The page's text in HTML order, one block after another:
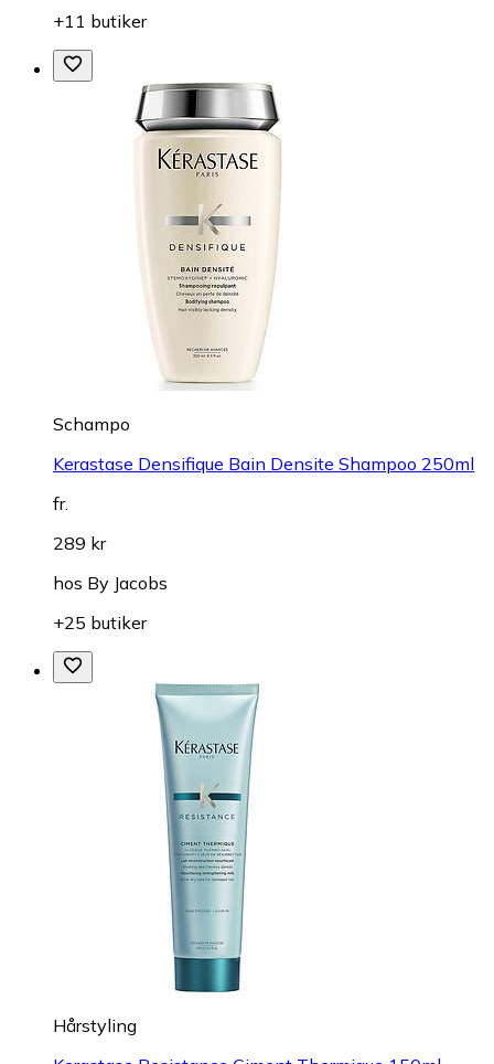
+11 butiker
Schampo
Kerastase Densifique Bain Densite Shampoo 250ml
fr.
289 kr
hos By Jacobs
+25 butiker
Hårstyling